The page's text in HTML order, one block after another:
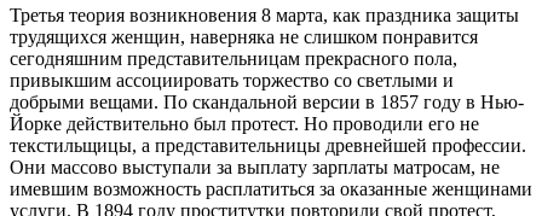
Третья теория возникновения 8 марта, как праздника защиты
трудящихся женщин, наверняка не слишком понравится
сегодняшним представительницам прекрасного пола,
привыкшим ассоциировать торжество со светлыми и
добрыми вещами. По скандальной версии в 1857 году в Нью-
Йорке действительно был протест. Но проводили его не
текстильщицы, а представительницы древнейшей профессии.
Они массово выступали за выплату зарплаты матросам, не
имевшим возможность расплатиться за оказанные женщинами
услуги. В 1894 году проститутки повторили свой протест,